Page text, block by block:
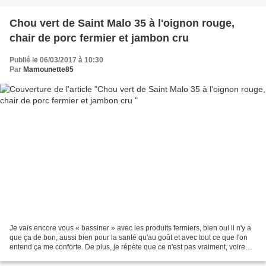
Chou vert de Saint Malo 35 à l'oignon rouge,
chair de porc fermier et jambon cru
Publié le 06/03/2017 à 10:30
Par Mamounette85
Je vais encore vous « bassiner » avec les produits fermiers, bien oui il n'y a
que ça de bon, aussi bien pour la santé qu'au goût et avec tout ce que l'on
entend ça me conforte. De plus, je répète que ce n'est pas vraiment, voire